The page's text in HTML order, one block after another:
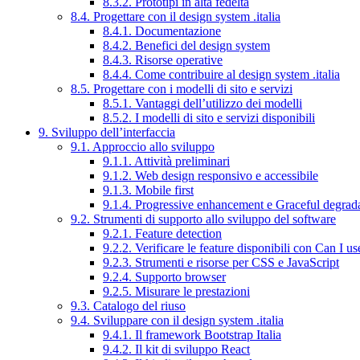
8.4. Progettare con il design system .italia
8.4.1. Documentazione
8.4.2. Benefici del design system
8.4.3. Risorse operative
8.4.4. Come contribuire al design system .italia
8.5. Progettare con i modelli di sito e servizi
8.5.1. Vantaggi dell’utilizzo dei modelli
8.5.2. I modelli di sito e servizi disponibili
9. Sviluppo dell’interfaccia
9.1. Approccio allo sviluppo
9.1.1. Attività preliminari
9.1.2. Web design responsivo e accessibile
9.1.3. Mobile first
9.1.4. Progressive enhancement e Graceful
9.2. Strumenti di supporto allo sviluppo del software
9.2.1. Feature detection
9.2.2. Verificare le feature disponibili con Can I
9.2.3. Strumenti e risorse per CSS e JavaScript
9.2.4. Supporto browser
9.2.5. Misurare le prestazioni
9.3. Catalogo del riuso
9.4. Sviluppare con il design system .italia
9.4.1. Il framework Bootstrap Italia
9.4.2. Il kit di sviluppo React